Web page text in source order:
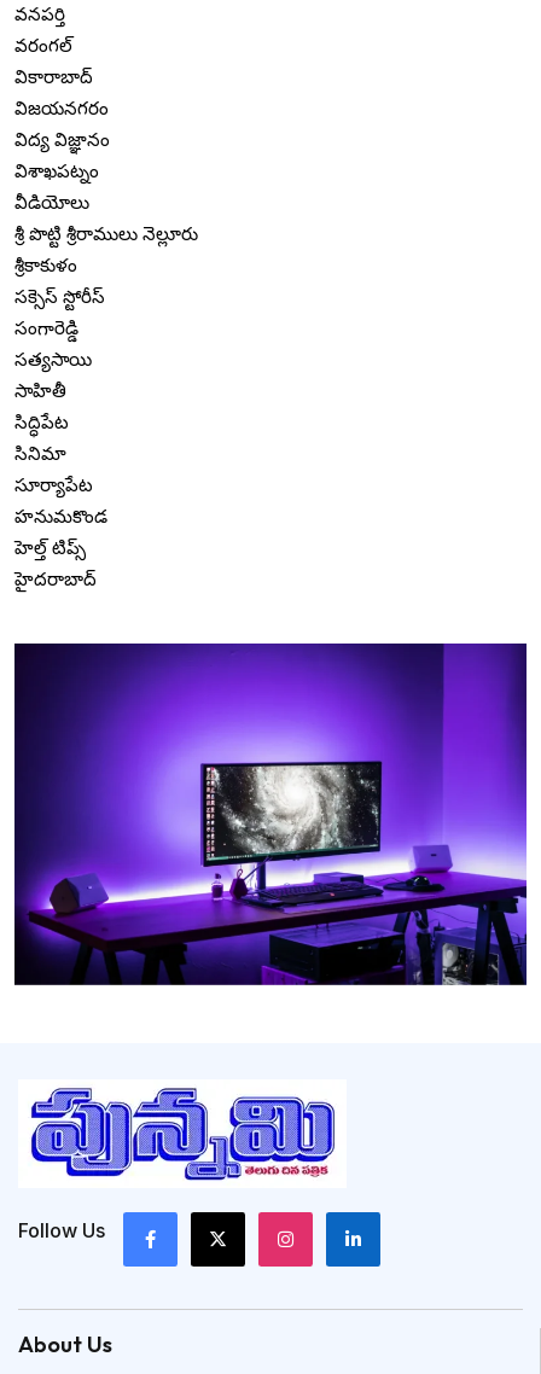
వనపర్తి
వరంగల్
వికారాబాద్
విజయనగరం
విద్య విజ్ఞానం
విశాఖపట్నం
వీడియోలు
శ్రీ పొట్టి శ్రీరాములు నెల్లూరు
శ్రీకాకుళం
సక్సెస్ స్టోరీస్
సంగారెడ్డి
సత్యసాయి
సాహితీ
సిద్ధిపేట
సినిమా
సూర్యాపేట
హనుమకొండ
హెల్త్ టిప్స్
హైదరాబాద్
Follow Us
About Us